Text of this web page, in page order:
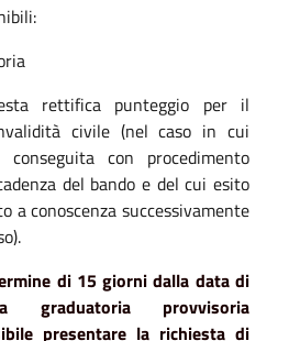
rettifica punteggio per il
civile (nel caso in cui
con procedimento
del bando e del cui esito
a conoscenza successivamente
di 15 giorni dalla data di
graduatoria provvisoria
presentare la richiesta di